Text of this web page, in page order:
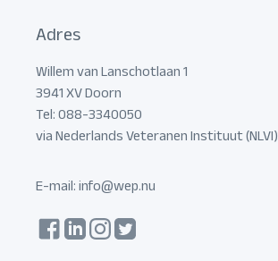
Adres
Willem van Lanschotlaan 1
3941 XV Doorn
Tel: 088-3340050
via Nederlands Veteranen Instituut (NLVI)
E-mail:info@wep.nu